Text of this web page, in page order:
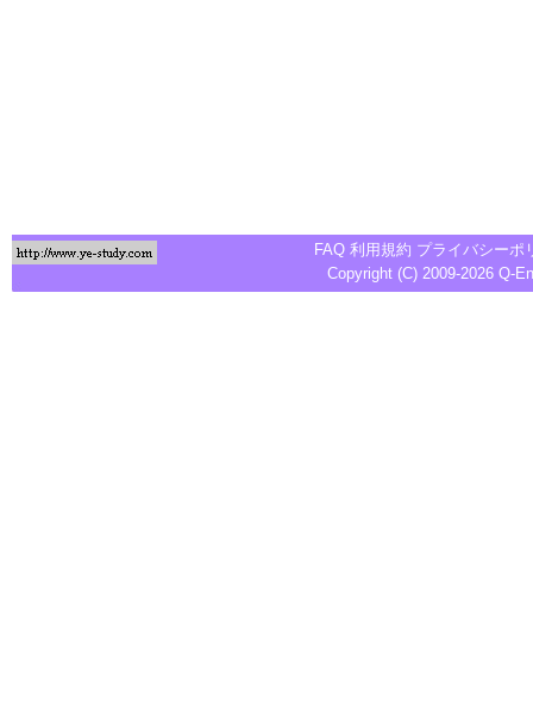
FAQ 利用規約 プライバシーポ
Copyright (C) 2009-2026 Q-